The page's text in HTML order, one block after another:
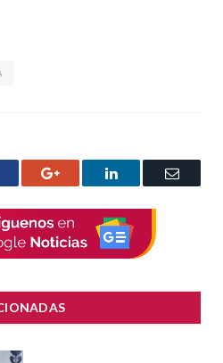
Google+ LinkedIn
Correo